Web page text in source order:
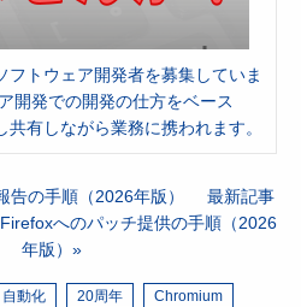
フトウェア開発者を募集していま
開発での開発の仕方をベース
有しながら業務に携われます。
告の手順（2026年版）
最新記事
へのパッチ提供の手順（2026
年版）
自動化 20周年
Chromium